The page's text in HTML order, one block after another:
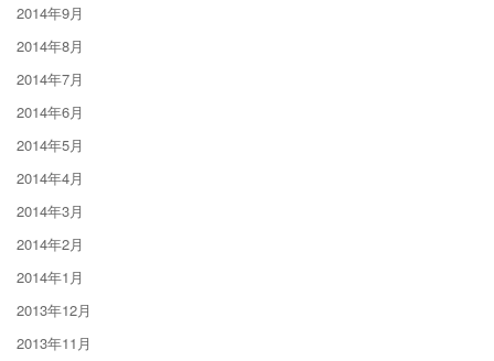
2014年9月
2014年8月
2014年7月
2014年6月
2014年5月
2014年4月
2014年3月
2014年2月
2014年1月
2013年12月
2013年11月